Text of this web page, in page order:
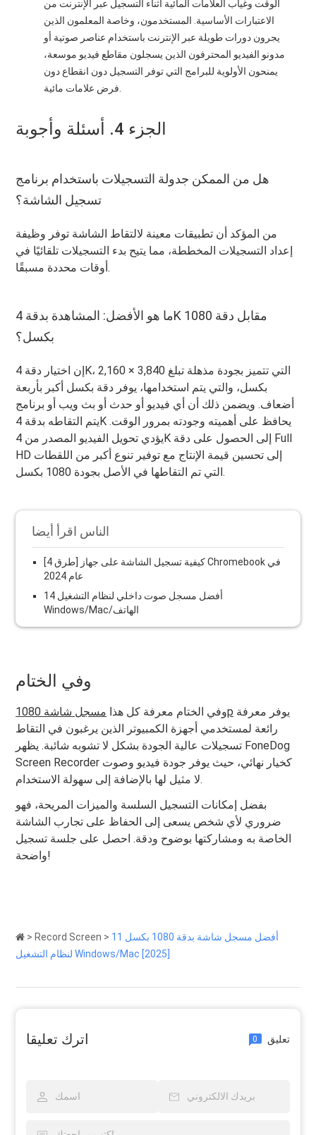
الوقت وغياب العلامات المائية أثناء التسجيل عبر الإنترنت من
الاعتبارات الأساسية. المستخدمون، وخاصة المعلمون الذين
يجرون دورات طويلة عبر الإنترنت باستخدام عناصر صوتية أو
مدونو الفيديو المحترفون الذين يسجلون مقاطع فيديو موسعة،
يمنحون الأولوية للبرامج التي توفر التسجيل دون انقطاع دون
الجزء 4. أسئلة وأجوبة
هل من الممكن جدولة التسجيلات باستخدام برنامج
تسجيل الشاشة؟
من المؤكد أن تطبيقات معينة لالتقاط الشاشة توفر وظيفة
إعداد التسجيلات المخططة، مما يتيح بدء التسجيلات تلقائيًا في
أوقات محددة مسبقًا.
ما هو الأفضل: المشاهدة بدقة 4K مقابل دقة 1080
بكسل؟
إن اختيار دقة 4K، التي تتميز بجودة مذهلة تبلغ 3,840 × 2,160
بكسل، والتي يتم استخدامها، يوفر دقة بكسل أكبر بأربعة
أضعاف. ويضمن ذلك أن أي فيديو أو حدث أو بث ويب أو برنامج
يتم التقاطه بدقة 4K يحافظ على أهميته وجودته بمرور الوقت.
يؤدي تحويل الفيديو المصدر من 4K إلى الحصول على دقة Full
HD إلى تحسين قيمة الإنتاج مع توفير تنوع أكبر من اللقطات
التي تم التقاطها في الأصل بجودة 1080 بكسل.
الناس اقرأ أيضا
[4 طرق] كيفية تسجيل الشاشة على جهاز Chromebook في
عام 2024
14 أفضل مسجل صوت داخلي لنظام التشغيل
Windows/Mac/الهاتف
وفي الختام
وفي الختام معرفة كل هذامسجل شاشة 1080p
رائعة لمستخدمي أجهزة الكمبيوتر الذين يرغبون في التقاط
تسجيلات عالية الجودة بشكل لا تشوبه شائبة. يظهر FoneDog
Screen Recorder كخيار نهائي، حيث يوفر جودة فيديو وصوت
لا مثيل لها بالإضافة إلى سهولة الاستخدام.
بفضل إمكانات التسجيل السلسة والميزات المريحة، فهو
ضروري لأي شخص يسعى إلى الحفاظ على تجارب الشاشة
الخاصة به ومشاركتها بوضوح ودقة. احصل على جلسة تسجيل
واضحة!
> Record Screen > 11 أفضل مسجل شاشة بدقة 1080 بكسل
لنظام التشغيل Windows/Mac [2025]
اترك تعليقا 0 تعليق